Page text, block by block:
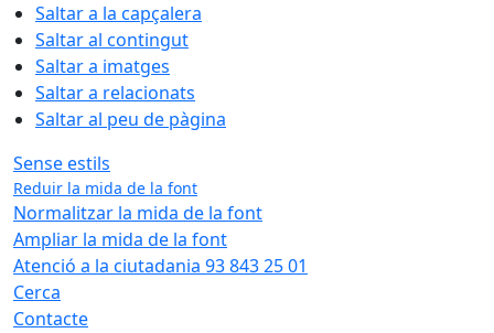
Saltar a la capçalera
Saltar al contingut
Saltar a imatges
Saltar a relacionats
Saltar al peu de pàgina
Sense estils
Reduir la mida de la font
Normalitzar la mida de la font
Ampliar la mida de la font
Atenció a la ciutadania 93 843 25 01
Cerca
Contacte